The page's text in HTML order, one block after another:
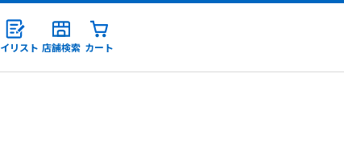
リスト 店舗検索 カート